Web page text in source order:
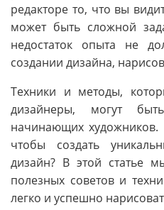
редакторе то, что вы
может быть сложной
недостаток опыта не
создании дизайна,
Техники и методы,
дизайнеры, могут
начинающих художников.
чтобы создать
дизайн? В этой статье
полезных советов и
легко и успешно